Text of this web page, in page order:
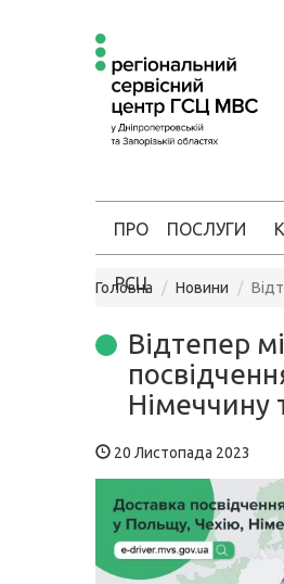
ПРО
РСЦ
ПОСЛУГИ
Головна Новини
Відтепер
Німеччину
20 Листопада 2023